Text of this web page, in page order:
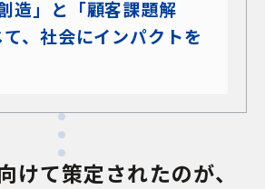
、社会にインパクトを
けて策定されたのが、